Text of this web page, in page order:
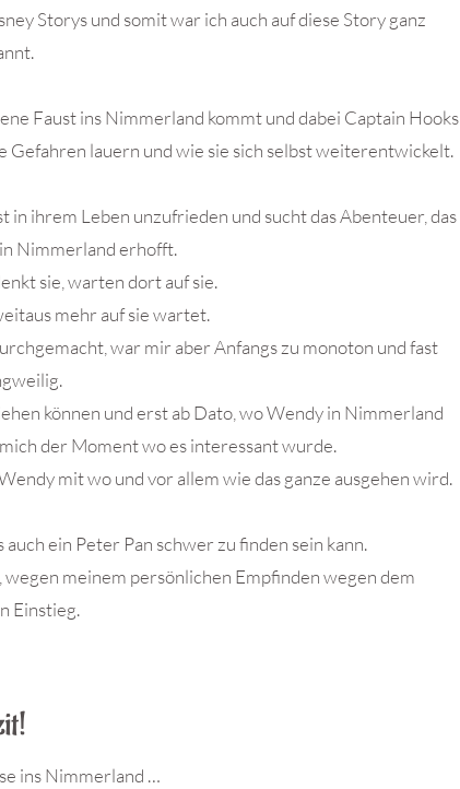
Storys und somit war ich auch auf diese Story ganz
Faust ins Nimmerland kommt und dabei Captain Hooks
lauern und wie sie sich selbst weiterentwickelt.
ihrem Leben unzufrieden und sucht das Abenteuer, das
Nimmerland erhofft.
sie, warten dort auf sie.
mehr auf sie wartet.
war mir aber Anfangs zu monoton und fast
können und erst ab Dato, wo Wendy in Nimmerland
der Moment wo es interessant wurde.
mit wo und vor allem wie das ganze ausgehen wird.
ein Peter Pan schwer zu finden sein kann.
meinem persönlichen Empfinden wegen dem
Einstieg.
ins Nimmerland …